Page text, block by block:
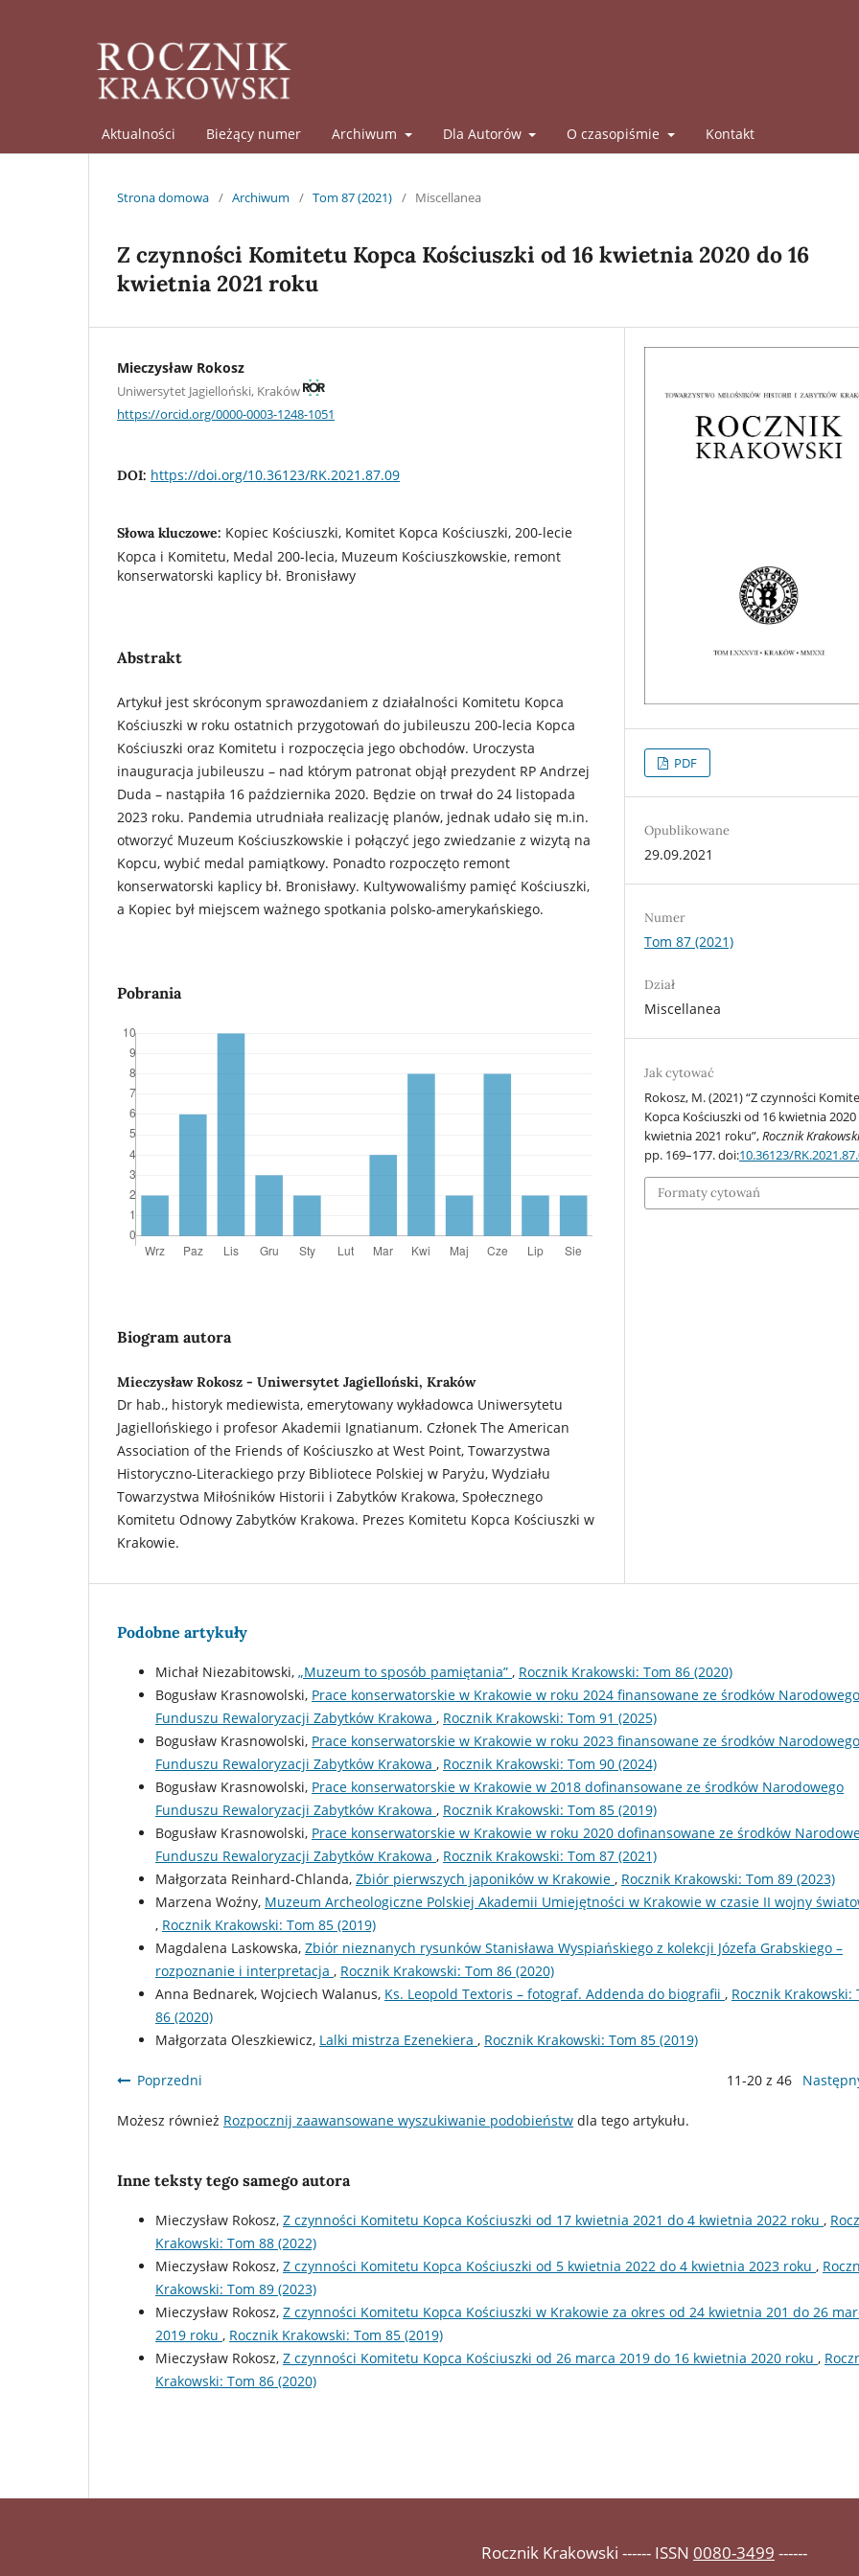
Aktualności Bieżący numer Archiwum Dla Autorów O czasopiśmie Kontakt
Strona domowa / Archiwum / Tom 87 (2021) / Miscellanea
Z czynności Komitetu Kopca Kościuszki od 16 kwietnia 2020 do 16
kwietnia 2021 roku
Mieczysław Rokosz
Uniwersytet Jagielloński, Kraków
https://orcid.org/0000-0003-1248-1051
DOI: https://doi.org/10.36123/RK.2021.87.09
Słowa kluczowe: Kopiec Kościuszki, Komitet Kopca Kościuszki, 200-lecie
Kopca i Komitetu, Medal 200-lecia, Muzeum Kościuszkowskie, remont
konserwatorski kaplicy bł. Bronisławy
Abstrakt
Artykuł jest skróconym sprawozdaniem z działalności Komitetu Kopca
Kościuszki w roku ostatnich przygotowań do jubileuszu 200-lecia Kopca
Kościuszki oraz Komitetu i rozpoczęcia jego obchodów. Uroczysta
inauguracja jubileuszu – nad którym patronat objął prezydent RP Andrzej
Duda – nastąpiła 16 października 2020. Będzie on trwał do 24 listopada
2023 roku. Pandemia utrudniała realizację planów, jednak udało się m.in.
otworzyć Muzeum Kościuszkowskie i połączyć jego zwiedzanie z wizytą na
Kopcu, wybić medal pamiątkowy. Ponadto rozpoczęto remont
konserwatorski kaplicy bł. Bronisławy. Kultywowaliśmy pamięć Kościuszki,
a Kopiec był miejscem ważnego spotkania polsko-amerykańskiego.
Pobrania
Biogram autora
Mieczysław Rokosz - Uniwersytet Jagielloński, Kraków
Dr hab., historyk mediewista, emerytowany wykładowca Uniwersytetu
Jagiellońskiego i profesor Akademii Ignatianum. Członek The American
Association of the Friends of Kościuszko at West Point, Towarzystwa
Historyczno-Literackiego przy Bibliotece Polskiej w Paryżu, Wydziału
Towarzystwa Miłośników Historii i Zabytków Krakowa, Społecznego
Komitetu Odnowy Zabytków Krakowa. Prezes Komitetu Kopca Kościuszki w
Krakowie.
PDF
Opublikowane
29.09.2021
Numer
Tom 87 (2021)
Dział
Miscellanea
Jak cytować
Rokosz, M. (2021) “Z czynności
Kopca Kościuszki od 16 kwietnia
kwietnia 2021 roku”,Rocznik
pp. 169–177. doi:10.36123/
Formaty cytowań
Podobne artykuły
Michał Niezabitowski, „Muzeum to sposób pamiętania” , Rocznik Krakowski: Tom 86 (2020)
Bogusław Krasnowolski, Prace konserwatorskie w Krakowie w roku 2024 finansowane ze środków Narodowego
Funduszu Rewaloryzacji Zabytków Krakowa , Rocznik Krakowski: Tom 91 (2025)
Bogusław Krasnowolski, Prace konserwatorskie w Krakowie w roku 2023 finansowane ze środków Narodowego
Funduszu Rewaloryzacji Zabytków Krakowa , Rocznik Krakowski: Tom 90 (2024)
Bogusław Krasnowolski, Prace konserwatorskie w Krakowie w 2018 dofinansowane ze środków Narodowego
Funduszu Rewaloryzacji Zabytków Krakowa , Rocznik Krakowski: Tom 85 (2019)
Bogusław Krasnowolski, Prace konserwatorskie w Krakowie w roku 2020 dofinansowane ze środków
Funduszu Rewaloryzacji Zabytków Krakowa , Rocznik Krakowski: Tom 87 (2021)
Małgorzata Reinhard-Chlanda, Zbiór pierwszych japoników w Krakowie , Rocznik Krakowski: Tom 89 (2023)
Marzena Woźny, Muzeum Archeologiczne Polskiej Akademii Umiejętności w Krakowie w czasie II wojny
, Rocznik Krakowski: Tom 85 (2019)
Magdalena Laskowska, Zbiór nieznanych rysunków Stanisława Wyspiańskiego z kolekcji Józefa Grabskiego –
rozpoznanie i interpretacja , Rocznik Krakowski: Tom 86 (2020)
Anna Bednarek, Wojciech Walanus, Ks. Leopold Textoris – fotograf. Addenda do biografii , Rocznik Krakowski:
86 (2020)
Małgorzata Oleszkiewicz, Lalki mistrza Ezenekiera , Rocznik Krakowski: Tom 85 (2019)
Poprzedni 11-20 z 46
Możesz również Rozpocznij zaawansowane wyszukiwanie podobieństw dla tego artykułu.
Inne teksty tego samego autora
Mieczysław Rokosz, Z czynności Komitetu Kopca Kościuszki od 17 kwietnia 2021 do 4 kwietnia 2022 roku ,
Krakowski: Tom 88 (2022)
Mieczysław Rokosz, Z czynności Komitetu Kopca Kościuszki od 5 kwietnia 2022 do 4 kwietnia 2023 roku ,
Krakowski: Tom 89 (2023)
Mieczysław Rokosz, Z czynności Komitetu Kopca Kościuszki w Krakowie za okres od 24 kwietnia 201 do 26
2019 roku , Rocznik Krakowski: Tom 85 (2019)
Mieczysław Rokosz, Z czynności Komitetu Kopca Kościuszki od 26 marca 2019 do 16 kwietnia 2020 roku ,
Krakowski: Tom 86 (2020)
Rocznik Krakowski ------ ISSN 0080-3499 ------